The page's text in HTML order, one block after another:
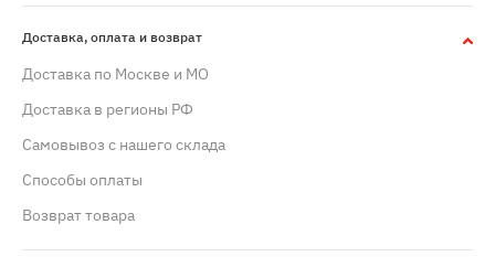
Доставка, оплата и возврат
Доставка по Москве и МО
Доставка в регионы РФ
Самовывоз с нашего склада
Способы оплаты
Возврат товара